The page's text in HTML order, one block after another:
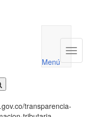
utilidades
Menú
Menú
transparencia-